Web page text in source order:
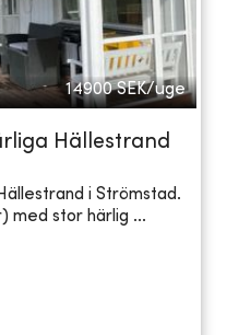
14900 SEK/uge
Hällestrand
i Strömstad.
med stor härlig ...